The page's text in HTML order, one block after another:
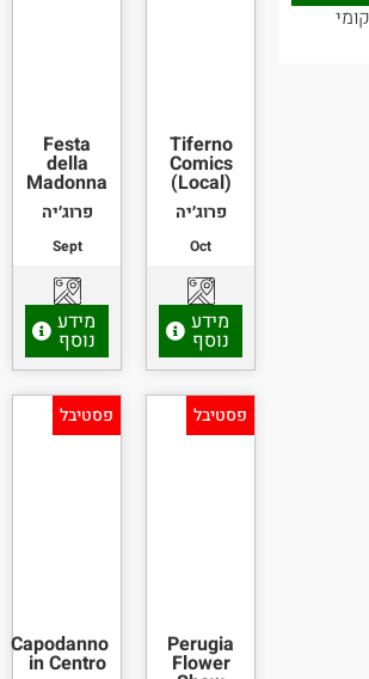
Tiferno
Comics
(Local)
פרוג׳יה
Oct
מידע
נוסף
Festa
della
Madonna
פרוג׳יה
Sept
מידע
נוסף
פסטיבל
Perugia
Flower
פסטיבל
Capodanno
in Centro